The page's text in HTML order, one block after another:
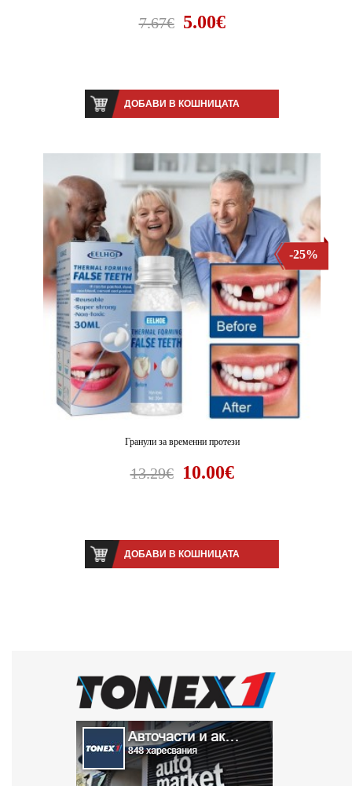
7.67€ 5.00€
ДОБАВИ В КОШНИЦАТА
Гранули за временни протези
13.29€ 10.00€
-25%
ДОБАВИ В КОШНИЦАТА